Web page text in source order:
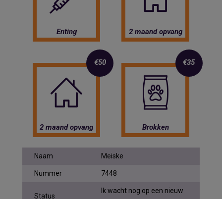
Enting 2 maand opvang
€50
2 maand opvang
€35
Brokken
Naam Meiske
Nummer 7448
Status
Ik wacht nog op een nieuw